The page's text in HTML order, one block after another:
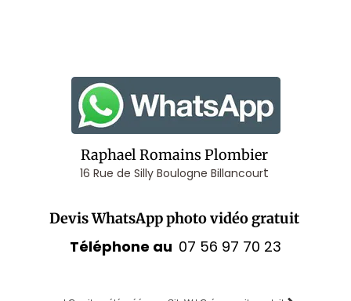
Raphael Romains Plombier
16 Rue de Silly Boulogne Billancourt
Devis WhatsApp photo vidéo gratuit
Téléphone au 07 56 97 70 23